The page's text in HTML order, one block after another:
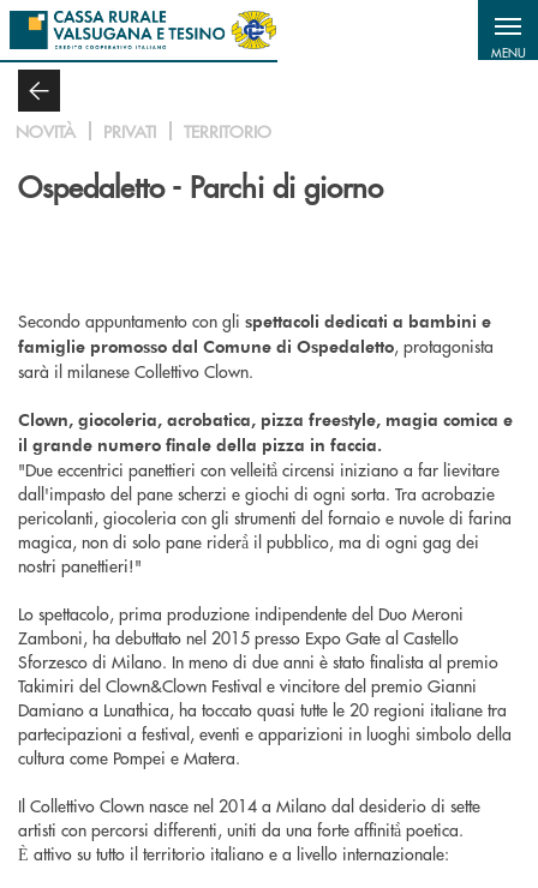
Salta al contenuto principale
MENU
NOVITÀ PRIVATI TERRITORIO
Ospedaletto - Parchi di giorno
Secondo appuntamento con gli spettacoli dedicati a bambini e
famiglie promosso dal Comune di Ospedaletto, protagonista
sarà il milanese Collettivo Clown.
Clown, giocoleria, acrobatica, pizza freestyle, magia comica e
il grande numero finale della pizza in faccia.
"Due eccentrici panettieri con velleità̀ circensi iniziano a far lievitare
dall'impasto del pane scherzi e giochi di ogni sorta. Tra acrobazie
pericolanti, giocoleria con gli strumenti del fornaio e nuvole di farina
magica, non di solo pane riderà̀ il pubblico, ma di ogni gag dei
nostri panettieri!"
Lo spettacolo, prima produzione indipendente del Duo Meroni
Zamboni, ha debuttato nel 2015 presso Expo Gate al Castello
Sforzesco di Milano. In meno di due anni è stato finalista al premio
Takimiri del Clown&Clown Festival e vincitore del premio Gianni
Damiano a Lunathica, ha toccato quasi tutte le 20 regioni italiane tra
partecipazioni a festival, eventi e apparizioni in luoghi simbolo della
cultura come Pompei e Matera.
Il Collettivo Clown nasce nel 2014 a Milano dal desiderio di sette
artisti con percorsi differenti, uniti da una forte affinità̀ poetica.
Ѐ attivo su tutto il territorio italiano e a livello internazionale: